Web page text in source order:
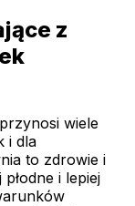
z
wiele
i dla
to zdrowie i
i lepiej